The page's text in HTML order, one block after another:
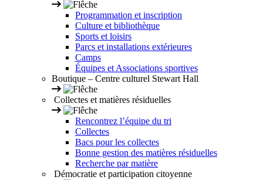
Programmation et inscription
Culture et bibliothèque
Sports et loisirs
Parcs et installations extérieures
Camps
Équipes et Associations sportives
Boutique – Centre culturel Stewart Hall
Collectes et matières résiduelles
Rencontrez l’équipe du tri
Collectes
Bacs pour les collectes
Bonne gestion des matières résiduelles
Recherche par matière
Démocratie et participation citoyenne